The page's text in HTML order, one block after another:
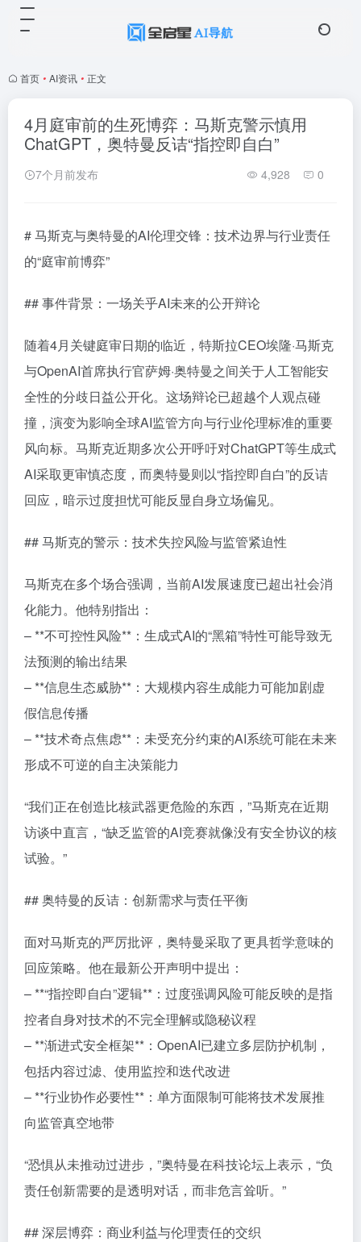
首页 • AI资讯 • 正文
4月庭审前的生死博弈：马斯克警示慎用
ChatGPT，奥特曼反诘“指控即自白”
7个月前发布 4,928 0
# 马斯克与奥特曼的AI伦理交锋：技术边界与行业责任
的“庭审前博弈”
## 事件背景：一场关乎AI未来的公开辩论
随着4月关键庭审日期的临近，特斯拉CEO埃隆·马斯克
与OpenAI首席执行官萨姆·奥特曼之间关于人工智能安
全性的分歧日益公开化。这场辩论已超越个人观点碰
撞，演变为影响全球AI监管方向与行业伦理标准的重要
风向标。马斯克近期多次公开呼吁对ChatGPT等生成式
AI采取更审慎态度，而奥特曼则以“指控即自白”的反诘
回应，暗示过度担忧可能反显自身立场偏见。
## 马斯克的警示：技术失控风险与监管紧迫性
马斯克在多个场合强调，当前AI发展速度已超出社会消
化能力。他特别指出：
– **不可控性风险**：生成式AI的“黑箱”特性可能导致无
法预测的输出结果
– **信息生态威胁**：大规模内容生成能力可能加剧虚
假信息传播
– **技术奇点焦虑**：未受充分约束的AI系统可能在未来
形成不可逆的自主决策能力
“我们正在创造比核武器更危险的东西，”马斯克在近期
访谈中直言，“缺乏监管的AI竞赛就像没有安全协议的核
试验。”
## 奥特曼的反诘：创新需求与责任平衡
面对马斯克的严厉批评，奥特曼采取了更具哲学意味的
回应策略。他在最新公开声明中提出：
– **“指控即自白”逻辑**：过度强调风险可能反映的是指
控者自身对技术的不完全理解或隐秘议程
– **渐进式安全框架**：OpenAI已建立多层防护机制，
包括内容过滤、使用监控和迭代改进
– **行业协作必要性**：单方面限制可能将技术发展推
向监管真空地带
“恐惧从未推动过进步，”奥特曼在科技论坛上表示，“负
责任创新需要的是透明对话，而非危言耸听。”
## 深层博弈：商业利益与伦理责任的交织